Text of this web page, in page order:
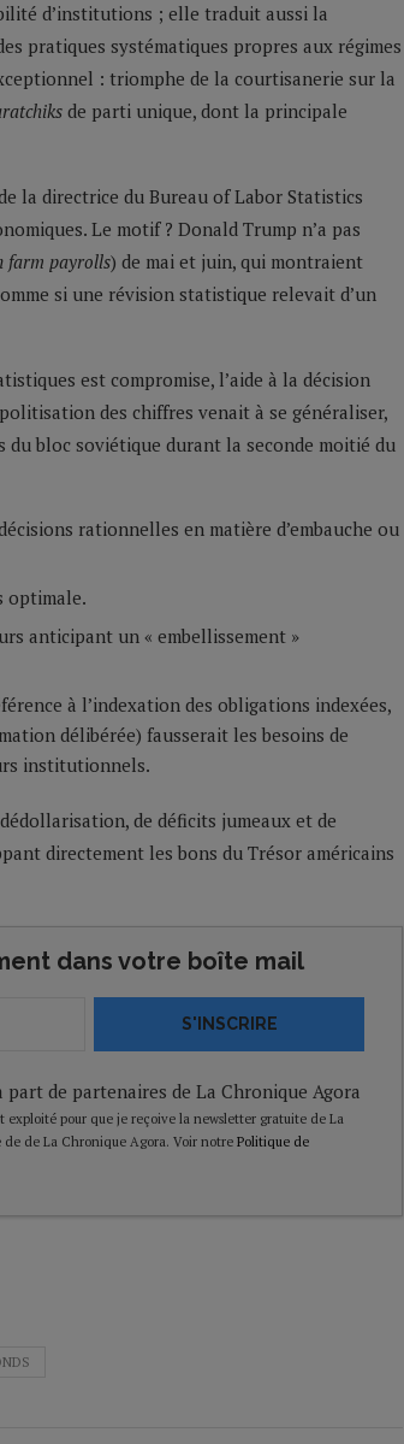
d’institutions ; elle traduit aussi la
pratiques systématiques propres aux régimes
: triomphe de la courtisanerie sur la
de parti unique, dont la principale
la directrice du Bureau of Labor Statistics
Le motif ? Donald Trump n’a pas
farm payrolls) de mai et juin, qui montraient
si une révision statistique relevait d’un
est compromise, l’aide à la décision
des chiffres venait à se généraliser,
bloc soviétique durant la seconde moitié du
rationnelles en matière d’embauche ou
optimale.
anticipant un « embellissement »
à l’indexation des obligations indexées,
délibérée) fausserait les besoins de
institutionnels.
de déficits jumeaux et de
directement les bons du Trésor américains
dans votre boîte mail
S'INSCRIRE
de partenaires de La Chronique Agora
exploité pour que je reçoive la newsletter gratuite de La
de de La Chronique Agora. Voir notre Politique de